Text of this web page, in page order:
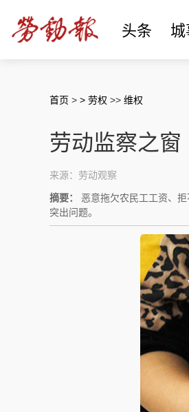
头条 城
首页 > > 劳权 >> 维权
劳动监察之
来源：劳动观察
摘要：
恶意拖欠农民工工资、
突出问题。